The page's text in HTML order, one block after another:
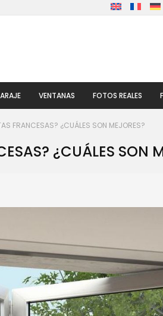
VENTANAS FOTOS REALES
FRANCESAS? ¿CUÁLES SON MEJORES?
¿CUÁLES SON